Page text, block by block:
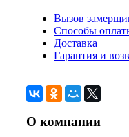
Вызов
Способы
Доставка
Гарантия и
О компании